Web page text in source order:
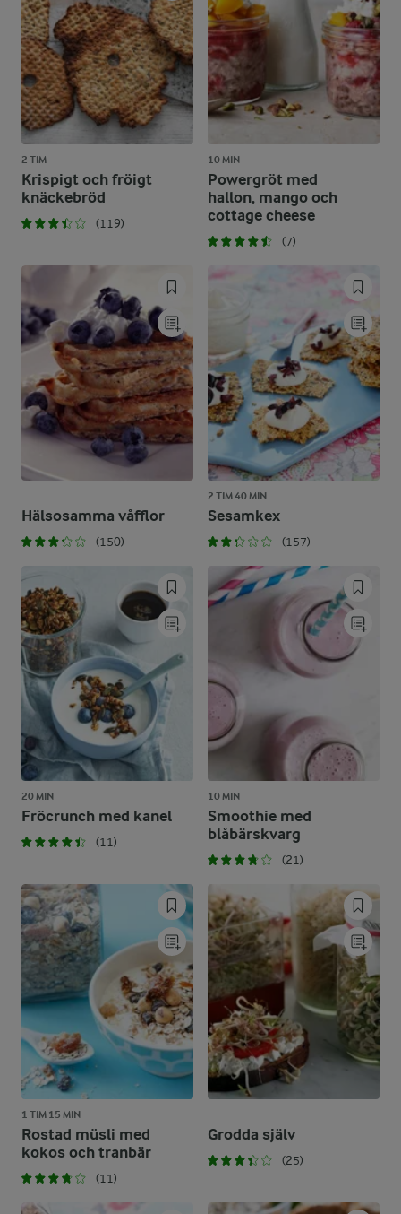
2 TIM
Krispigt och fröigt
knäckebröd
(119)
10 MIN
Powergröt med
hallon, mango och
cottage cheese
(7)
Hälsosamma våfflor
(150)
2 TIM 40 MIN
Sesamkex
(157)
20 MIN
Fröcrunch med kanel
(11)
10 MIN
Smoothie med
blåbärskvarg
(21)
1 TIM 15 MIN
Rostad müsli med
kokos och tranbär
(11)
Grodda själv
(25)